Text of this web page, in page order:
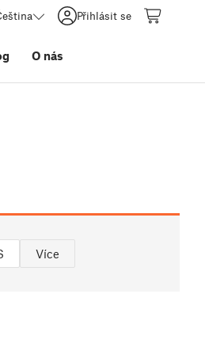
Přihlásit se
O nás
Více